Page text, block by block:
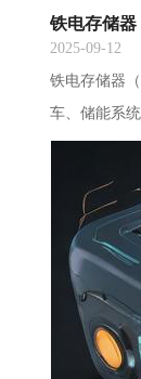
铁电存储
2025-09-12
铁电存储器
车、储能系
性要求日益
性，正逐步
和低功耗等
利用铁电材